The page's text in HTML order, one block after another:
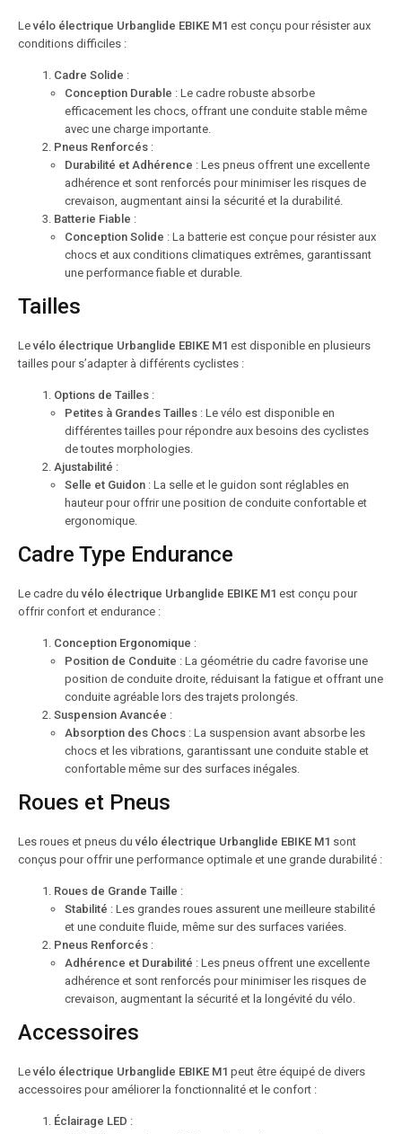
Levélo électrique Urbanglide EBIKE M1 est conçu pour résister aux
conditions difficiles :
Cadre Solide :
Conception Durable : Le cadre robuste absorbe
efficacement les chocs, offrant une conduite stable même
avec une charge importante.
Pneus Renforcés :
Durabilité et Adhérence : Les pneus offrent une excellente
adhérence et sont renforcés pour minimiser les risques de
crevaison, augmentant ainsi la sécurité et la durabilité.
Batterie Fiable :
Conception Solide : La batterie est conçue pour résister aux
chocs et aux conditions climatiques extrêmes, garantissant
une performance fiable et durable.
Tailles
Levélo électrique Urbanglide EBIKE M1 est disponible en plusieurs
tailles pour s’adapter à différents cyclistes :
Options de Tailles :
Petites à Grandes Tailles : Le vélo est disponible en
différentes tailles pour répondre aux besoins des cyclistes
de toutes morphologies.
Ajustabilité :
Selle et Guidon : La selle et le guidon sont réglables en
hauteur pour offrir une position de conduite confortable et
ergonomique.
Cadre Type Endurance
Le cadre duvélo électrique Urbanglide EBIKE M1 est conçu pour
offrir confort et endurance :
Conception Ergonomique :
Position de Conduite : La géométrie du cadre favorise une
position de conduite droite, réduisant la fatigue et offrant une
conduite agréable lors des trajets prolongés.
Suspension Avancée :
Absorption des Chocs : La suspension avant absorbe les
chocs et les vibrations, garantissant une conduite stable et
confortable même sur des surfaces inégales.
Roues et Pneus
Les roues et pneus duvélo électrique Urbanglide EBIKE M1 sont
conçus pour offrir une performance optimale et une grande durabilité :
Roues de Grande Taille :
Stabilité : Les grandes roues assurent une meilleure stabilité
et une conduite fluide, même sur des surfaces variées.
Pneus Renforcés :
Adhérence et Durabilité : Les pneus offrent une excellente
adhérence et sont renforcés pour minimiser les risques de
crevaison, augmentant la sécurité et la longévité du vélo.
Accessoires
Levélo électrique Urbanglide EBIKE M1 peut être équipé de divers
accessoires pour améliorer la fonctionnalité et le confort :
Éclairage LED :